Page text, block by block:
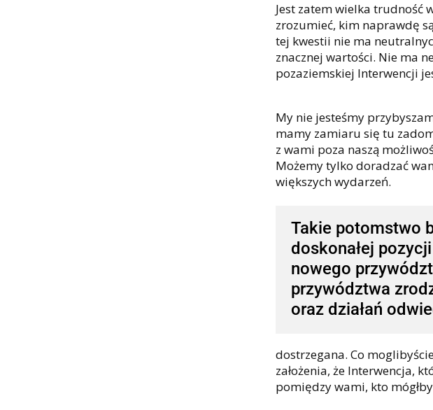
Jest zatem wielka trudność
zrozumieć, kim naprawdę
tej kwestii nie ma
znacznej wartości. Nie ma
pozaziemskiej Interwencji
My nie jesteśmy
mamy zamiaru się tu
z wami poza naszą
Możemy tylko doradzać
większych wydarzeń.
Takie potomstwo
doskonałej
nowego
przywództwa
oraz działań
dostrzegana. Co
założenia, że Interwencja,
pomiędzy wami, kto